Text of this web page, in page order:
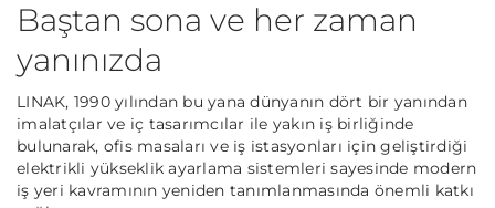
Baştan sona ve her zaman
yanınızda
LINAK, 1990 yılından bu yana dünyanın dört bir yanından
imalatçılar ve iç tasarımcılar ile yakın iş birliğinde
bulunarak, ofis masaları ve iş istasyonları için geliştirdiği
elektrikli yükseklik ayarlama sistemleri sayesinde modern
iş yeri kavramının yeniden tanımlanmasında önemli katkı